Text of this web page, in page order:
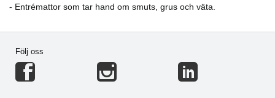
- Entrémattor som tar hand om smuts, grus och väta.
Följ oss